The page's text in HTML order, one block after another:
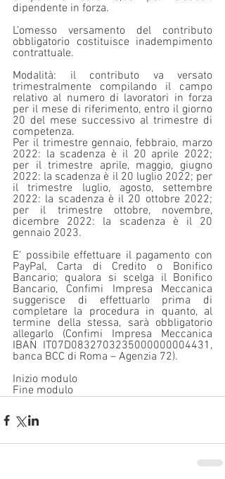
dipendente in forza.
L’omesso versamento del contributo
obbligatorio costituisce inadempimento
contrattuale.
Modalità: il contributo va versato
trimestralmente compilando il campo
relativo al numero di lavoratori in forza
per il mese di riferimento, entro il giorno
20 del mese successivo al trimestre di
competenza.
Per il trimestre gennaio, febbraio, marzo
2022: la scadenza è il 20 aprile 2022;
per il trimestre aprile, maggio, giugno
2022: la scadenza è il 20 luglio 2022; per
il trimestre luglio, agosto, settembre
2022: la scadenza è il 20 ottobre 2022;
per il trimestre ottobre, novembre,
dicembre 2022: la scadenza è il 20
gennaio 2023.
E’ possibile effettuare il pagamento con
PayPal, Carta di Credito o Bonifico
Bancario; qualora si scelga il Bonifico
Bancario, Confimi Impresa Meccanica
suggerisce di effettuarlo prima di
completare la procedura in quanto, al
termine della stessa, sarà obbligatorio
allegarlo (Confimi Impresa Meccanica
IBAN IT07D0832703235000000004431,
banca BCC di Roma – Agenzia 72).
Inizio modulo
Fine modulo